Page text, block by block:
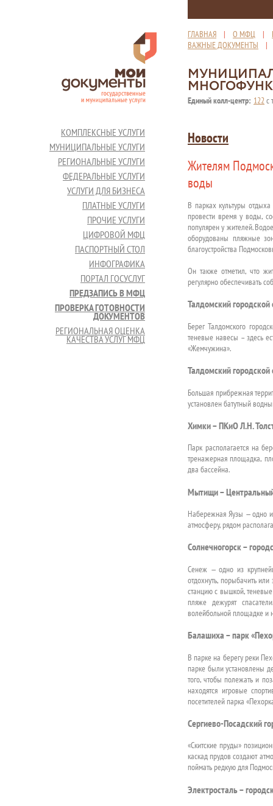
ГЛАВНАЯ | О МФЦ |
ВАЖНЫЕ ДОКУМЕНТЫ
Единый колл-центр: 122с
КОМПЛЕКСНЫЕ УСЛУГИ
МУНИЦИПАЛЬНЫЕ УСЛУГИ
РЕГИОНАЛЬНЫЕ УСЛУГИ
ФЕДЕРАЛЬНЫЕ УСЛУГИ
УСЛУГИ ДЛЯ БИЗНЕСА
ПЛАТНЫЕ УСЛУГИ
ПРОЧИЕ УСЛУГИ
ЦИФРОВОЙ МФЦ
ПАСПОРТНЫЙ СТОЛ
ИНФОГРАФИКА
ПОРТАЛ ГОСУСЛУГ
ПРЕДЗАПИСЬ В МФЦ
ПРОВЕРКА ГОТОВНОСТИ
ДОКУМЕНТОВ
РЕГИОНАЛЬНАЯ ОЦЕНКА
КАЧЕСТВА УСЛУГ МФЦ
Новости
Жителям
воды
В парках культуры отдыха
провести время у воды,
популярен у жителей.
оборудованы пляжные
благоустройства
Он также отметил, что
регулярно обеспечивать
Талдомский
Берег Талдомского
теневые навесы – здесь
«Жемчужина».
Талдомский
Большая прибрежная
установлен батутный
Химки – ПКиО Л.Н.
Парк располагается на
тренажерная площадка,
два бассейна.
Мытищи –
Набережная Яузы — одно
атмосферу, рядом
Солнечногорск –
Сенеж — одно из
отдохнуть, порыбачить
станцию с вышкой,
пляже дежурят
волейбольной площадке и
Балашиха – парк
В парке на берегу реки
парке были установлены
того, чтобы полежать и
находятся игровые
посетителей парка
Сергиево-Посадский
«Скитские пруды»
каскад прудов создают
поймать редкую для
Электросталь –